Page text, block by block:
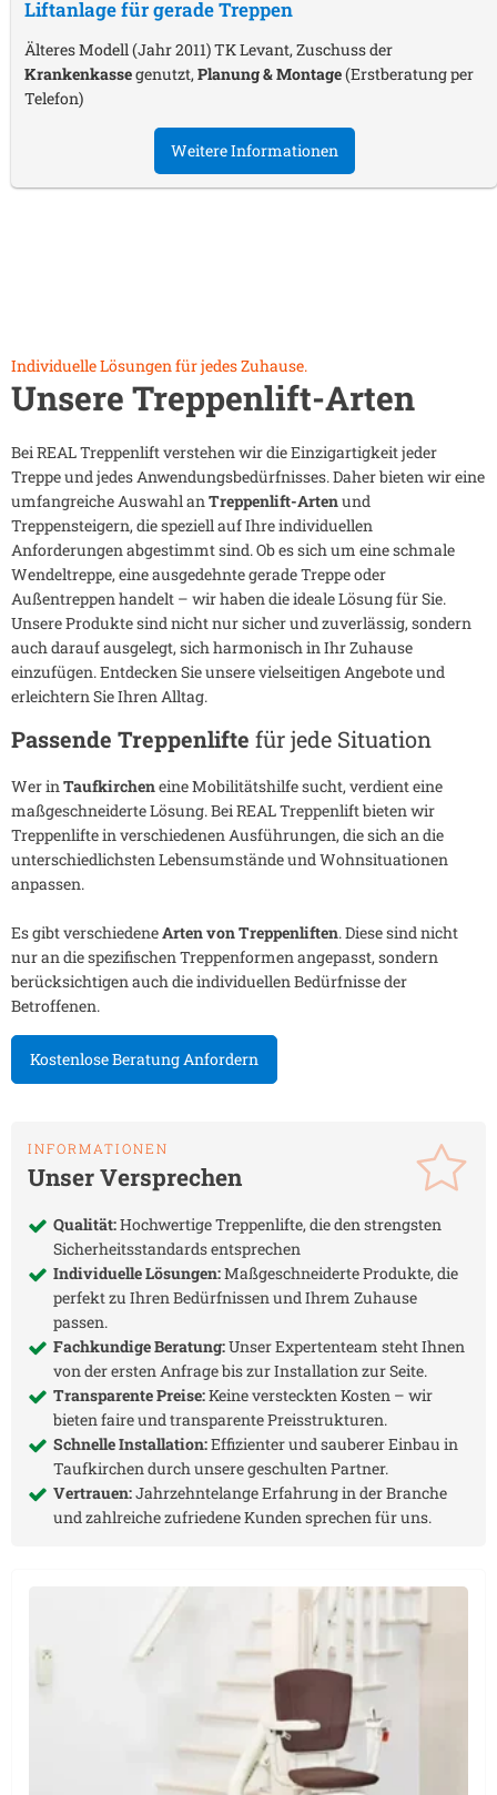
Liftanlage für gerade Treppen
Älteres Modell (Jahr 2011) TK Levant, Zuschuss der
Krankenkassegenutzt,Planung & Montage(Erstberatung per
Telefon)
Weitere Informationen
Individuelle Lösungen für jedes Zuhause.
Unsere Treppenlift-Arten
Bei REAL Treppenlift verstehen wir die Einzigartigkeit jeder
Treppe und jedes Anwendungsbedürfnisses. Daher bieten wir eine
umfangreiche Auswahl anTreppenlift-Artenund
Treppensteigern, die speziell auf Ihre individuellen
Anforderungen abgestimmt sind. Ob es sich um eine schmale
Wendeltreppe, eine ausgedehnte gerade Treppe oder
Außentreppen handelt – wir haben die ideale Lösung für Sie.
Unsere Produkte sind nicht nur sicher und zuverlässig, sondern
auch darauf ausgelegt, sich harmonisch in Ihr Zuhause
einzufügen. Entdecken Sie unsere vielseitigen Angebote und
erleichtern Sie Ihren Alltag.
Passende Treppenlifte für jede Situation
Wer inTaufkircheneine Mobilitätshilfe sucht, verdient eine
maßgeschneiderte Lösung. Bei REAL Treppenlift bieten wir
Treppenlifte in verschiedenen Ausführungen, die sich an die
unterschiedlichsten Lebensumstände und Wohnsituationen
anpassen.
Es gibt verschiedeneArten von Treppenliften. Diese sind nicht
nur an die spezifischen Treppenformen angepasst, sondern
berücksichtigen auch die individuellen Bedürfnisse der
Betroffenen.
Kostenlose Beratung Anfordern
INFORMATIONEN
Unser Versprechen
Qualität:Hochwertige Treppenlifte, die den strengsten
Sicherheitsstandards entsprechen
Individuelle Lösungen:Maßgeschneiderte Produkte, die
perfekt zu Ihren Bedürfnissen und Ihrem Zuhause
passen.
Fachkundige Beratung:Unser Expertenteam steht Ihnen
von der ersten Anfrage bis zur Installation zur Seite.
Transparente Preise:Keine versteckten Kosten – wir
bieten faire und transparente Preisstrukturen.
Schnelle Installation:Effizienter und sauberer Einbau in
Taufkirchendurch unsere geschulten Partner.
Vertrauen:Jahrzehntelange Erfahrung in der Branche
und zahlreiche zufriedene Kunden sprechen für uns.